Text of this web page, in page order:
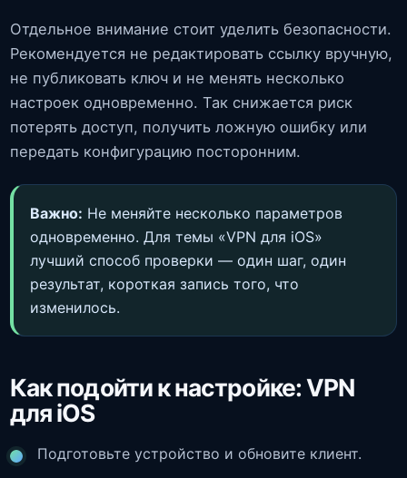
Отдельное внимание стоит уделить безопасности.
Рекомендуется не редактировать ссылку вручную,
не публиковать ключ и не менять несколько
настроек одновременно. Так снижается риск
потерять доступ, получить ложную ошибку или
передать конфигурацию посторонним.
Важно: Не меняйте несколько параметров
одновременно. Для темы «VPN для iOS»
лучший способ проверки — один шаг, один
результат, короткая запись того, что
изменилось.
Как подойти к настройке: VPN
для iOS
Подготовьте устройство и обновите клиент.